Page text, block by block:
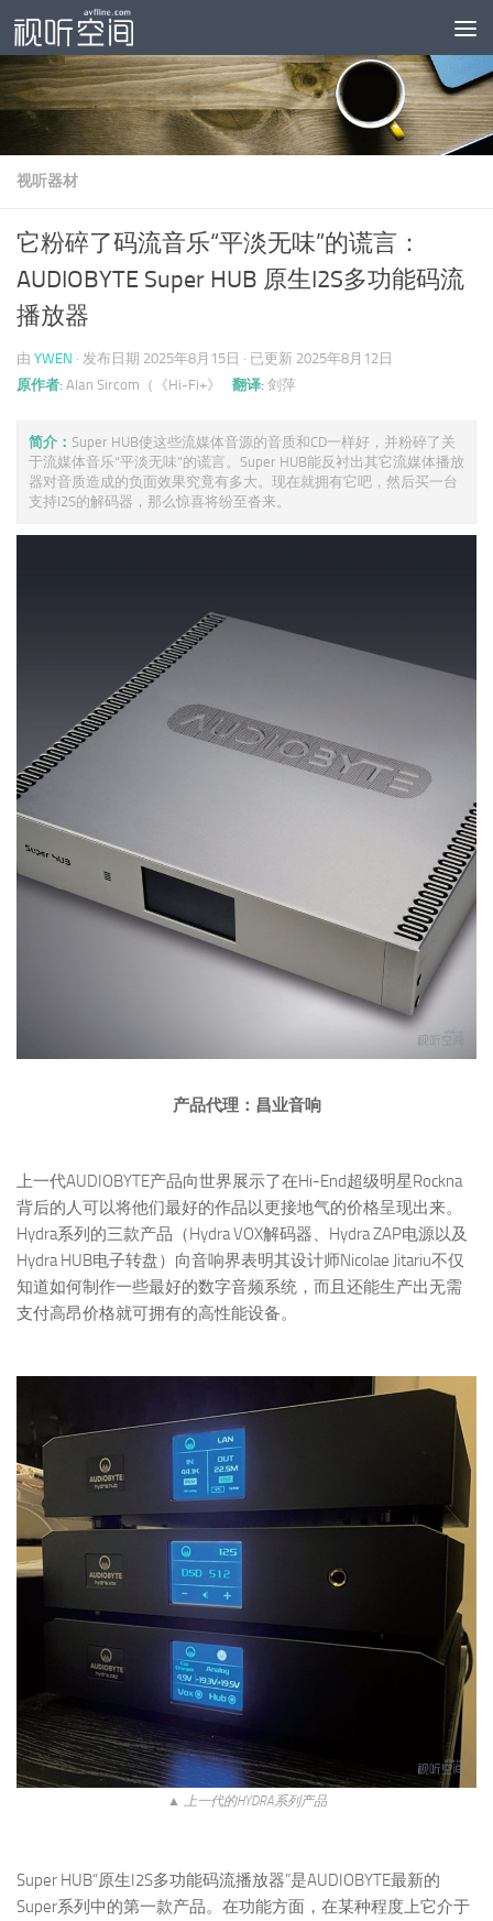
跳至内容
视听器材
它粉碎了码流音乐“平淡无味”的谎言：
AUDIOBYTE Super HUB 原生I2S多功能码流
播放器
由 YWEN · 发布日期 2025年8月15日 · 已更新 2025年8月12日
原作者: Alan Sircom（《Hi-Fi+》 翻译: 剑萍
简介： Super HUB使这些流媒体音源的音质和CD一样好，并粉碎了关
于流媒体音乐“平淡无味”的谎言。Super HUB能反衬出其它流媒体播放
器对音质造成的负面效果究竟有多大。现在就拥有它吧，然后买一台
支持I2S的解码器，那么惊喜将纷至沓来。
产品代理：昌业音响
上一代AUDIOBYTE产品向世界展示了在Hi-End超级明星Rockna
背后的人可以将他们最好的作品以更接地气的价格呈现出来。
Hydra系列的三款产品（Hydra VOX解码器、Hydra ZAP电源以及
Hydra HUB电子转盘）向音响界表明其设计师Nicolae Jitariu不仅
知道如何制作一些最好的数字音频系统，而且还能生产出无需
支付高昂价格就可拥有的高性能设备。
▲ 上一代的HYDRA系列产品
Super HUB“原生I2S多功能码流播放器”是AUDIOBYTE最新的
Super系列中的第一款产品。在功能方面，在某种程度上它介于